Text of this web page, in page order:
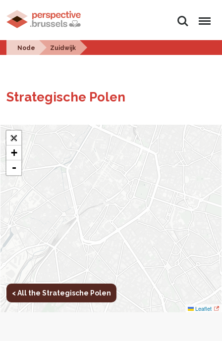
Search Menu
Node Zuidwijk
Strate­gis­che Polen
+
-
Leaflet
< All the Strategische Polen